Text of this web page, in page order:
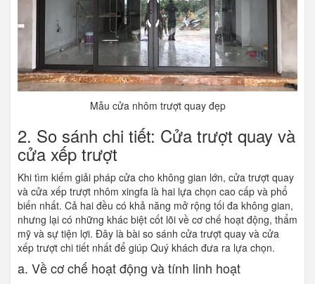
Mẫu cửa nhôm trượt quay đẹp
2. So sánh chi tiết: Cửa trượt quay và
cửa xếp trượt
Khi tìm kiếm giải pháp cửa cho không gian lớn, cửa trượt quay
và cửa xếp trượt nhôm xingfa là hai lựa chọn cao cấp và phổ
biến nhất. Cả hai đều có khả năng mở rộng tối đa không gian,
nhưng lại có những khác biệt cốt lõi về cơ chế hoạt động, thẩm
mỹ và sự tiện lợi. Đây là bài so sánh cửa trượt quay và cửa
xếp trượt chi tiết nhất để giúp Quý khách đưa ra lựa chọn.
a. Về cơ chế hoạt động và tính linh hoạt